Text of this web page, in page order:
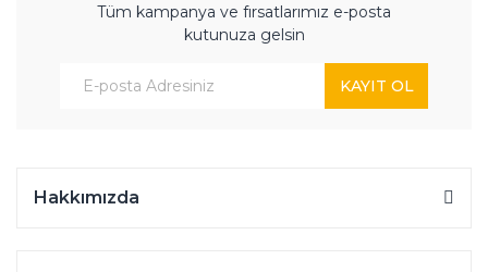
Tüm kampanya ve fırsatlarımız e-posta
kutunuza gelsin
KAYIT OL
Hakkımızda